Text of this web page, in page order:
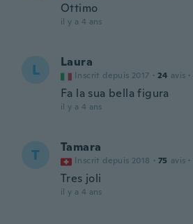
Ottimo
il y a 4 ans
L Laura
Inscrit depuis 2017 · 24 avis ·
Fa la sua bella figura
il y a 4 ans
T Tamara
Inscrit depuis 2018 · 75 avis ·
Tres joli
il y a 4 ans